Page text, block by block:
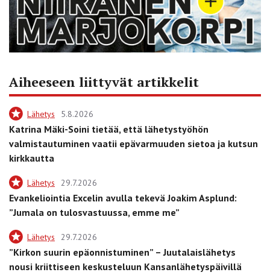
Aiheeseen liittyvät artikkelit
Lähetys 5.8.2026
Katrina Mäki-Soini tietää, että lähetystyöhön
valmistautuminen vaatii epävarmuuden sietoa ja kutsun
kirkkautta
Lähetys 29.7.2026
Evankeliointia Excelin avulla tekevä Joakim Asplund:
”Jumala on tulosvastuussa, emme me”
Lähetys 29.7.2026
”Kirkon suurin epäonnistuminen” – Juutalaislähetys
nousi kriittiseen keskusteluun Kansanlähetyspäivillä